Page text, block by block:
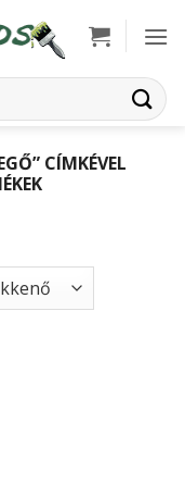
CÍMKÉVEL